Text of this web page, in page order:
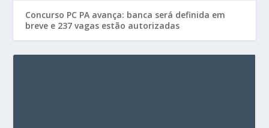
Concurso PC PA avança: banca será definida em
breve e 237 vagas estão autorizadas